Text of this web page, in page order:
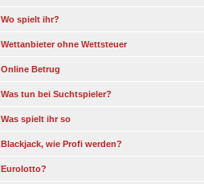
Wo spielt ihr?
Wettanbieter ohne Wettsteuer
Online Betrug
Was tun bei Suchtspieler?
Was spielt ihr so
Blackjack, wie Profi werden?
Eurolotto?